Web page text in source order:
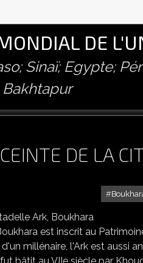
DE
Sinaï; Egypte;
Bakhtapur
DE LA
est inscrit au
millénaire, l'Ark est aussi